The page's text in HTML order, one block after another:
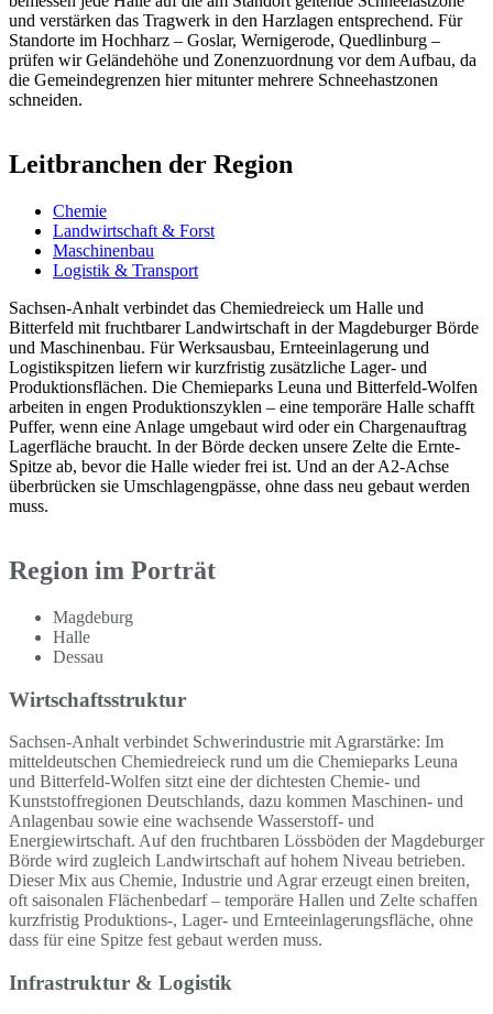
und verstärken das Tragwerk in den Harzlagen entsprechend. Für
Standorte im Hochharz – Goslar, Wernigerode, Quedlinburg –
prüfen wir Geländehöhe und Zonenzuordnung vor dem Aufbau, da
die Gemeindegrenzen hier mitunter mehrere Schneehastzonen
schneiden.
Leitbranchen der Region
Chemie
Landwirtschaft & Forst
Maschinenbau
Logistik & Transport
Sachsen-Anhalt verbindet das Chemiedreieck um Halle und
Bitterfeld mit fruchtbarer Landwirtschaft in der Magdeburger Börde
und Maschinenbau. Für Werksausbau, Ernteeinlagerung und
Logistikspitzen liefern wir kurzfristig zusätzliche Lager- und
Produktionsflächen. Die Chemieparks Leuna und Bitterfeld-Wolfen
arbeiten in engen Produktionszyklen – eine temporäre Halle schafft
Puffer, wenn eine Anlage umgebaut wird oder ein Chargenauftrag
Lagerfläche braucht. In der Börde decken unsere Zelte die Ernte-
Spitze ab, bevor die Halle wieder frei ist. Und an der A2-Achse
überbrücken sie Umschlagengpässe, ohne dass neu gebaut werden
muss.
Region im Porträt
Magdeburg
Halle
Dessau
Wirtschaftsstruktur
Sachsen-Anhalt verbindet Schwerindustrie mit Agrarstärke: Im
mitteldeutschen Chemiedreieck rund um die Chemieparks Leuna
und Bitterfeld-Wolfen sitzt eine der dichtesten Chemie- und
Kunststoffregionen Deutschlands, dazu kommen Maschinen- und
Anlagenbau sowie eine wachsende Wasserstoff- und
Energiewirtschaft. Auf den fruchtbaren Lössböden der Magdeburger
Börde wird zugleich Landwirtschaft auf hohem Niveau betrieben.
Dieser Mix aus Chemie, Industrie und Agrar erzeugt einen breiten,
oft saisonalen Flächenbedarf – temporäre Hallen und Zelte schaffen
kurzfristig Produktions-, Lager- und Ernteeinlagerungsfläche, ohne
dass für eine Spitze fest gebaut werden muss.
Infrastruktur & Logistik